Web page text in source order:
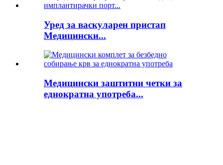
Уред за васкуларен пристап
Медицински...
Медицински заштитни четки за
еднократна употреба...